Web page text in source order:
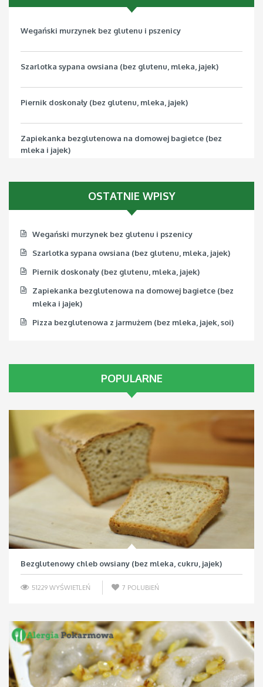
Wegański murzynek bez glutenu i pszenicy
Szarlotka sypana owsiana (bez glutenu, mleka, jajek)
Piernik doskonały (bez glutenu, mleka, jajek)
Zapiekanka bezglutenowa na domowej bagietce (bez
mleka i jajek)
OSTATNIE WPISY
Wegański murzynek bez glutenu i pszenicy
Szarlotka sypana owsiana (bez glutenu, mleka, jajek)
Piernik doskonały (bez glutenu, mleka, jajek)
Zapiekanka bezglutenowa na domowej bagietce (bez
mleka i jajek)
Pizza bezglutenowa z jarmużem (bez mleka, jajek, soi)
POPULARNE
Bezglutenowy chleb owsiany (bez mleka, cukru, jajek)
51229 WYŚWIETLEŃ 7 POLUBIEŃ